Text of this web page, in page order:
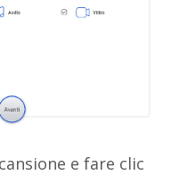
e fare clic